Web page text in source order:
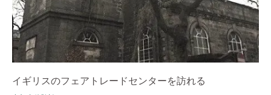
イギリスのフェアトレードセンターを訪れる